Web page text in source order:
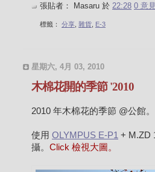
張貼者： Masaru 於 22:28 0 意見
標籤： 分享 雜貨 E-3
星期六, 4月 03, 2010
木棉花開的季節 '2010
2010 年木棉花的季節 @公館。
使用 OLYMPUS E-P1 + M.ZD
攝。 Click 檢視大圖。